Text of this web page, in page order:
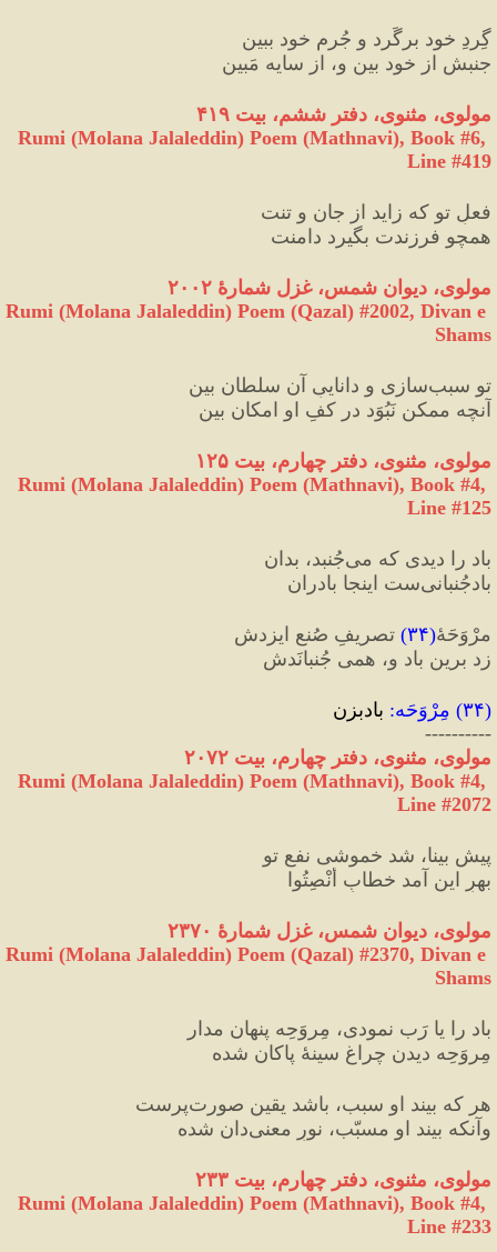
گِردِ خود برگَرد و جُرم خود ببین
جنبش از خود بین و، از سایه مَبین
مولوی، مثنوی، دفتر ششم، بیت ۴۱۹
Rumi (Molana Jalaleddin) Poem (Mathnavi), Book #6,
Line #419
فعلِ تو که زاید از جان و تنت
همچو فرزندت بگیرد دامنت
مولوی، دیوان شمس، غزل شمارهٔ ۲۰۰۲
Rumi (Molana Jalaleddin) Poem (Qazal) #2002, Divan e
Shams
تو سبب‌سازی و داناییِ آن سلطان بین
آنچه ممکن نَبُوَد در کفِ او امکان بین
مولوی، مثنوی، دفتر چهارم، بیت ۱۲۵
Rumi (Molana Jalaleddin) Poem (Mathnavi), Book #4,
Line #125
باد را دیدی که می‌جُنبد، بدان
بادجُنبانی‌ست اینجا بادران
مرْوَحَهٔ(۳۴) تصریفِ صُنعِ ایزدش
زد برین باد و، همی جُنبانَدش
(۳۴) مِرْوَحَه: بادبزن
----------
مولوی، مثنوی، دفتر چهارم، بیت ۲۰۷۲
Rumi (Molana Jalaleddin) Poem (Mathnavi), Book #4,
Line #2072
پیشِ بینا، شد خموشی نفعِ تو
بهرِ این آمد خطابِ أنْصِتُوا
مولوی، دیوان شمس، غزل شمارهٔ ۲۳۷۰
Rumi (Molana Jalaleddin) Poem (Qazal) #2370, Divan e
Shams
باد را یا رَب نمودی، مِروَحِه پنهان مدار
مِروَحِه دیدن چراغِ سینهٔ پاکان شده
هر که بیند او سبب، باشد یقین صورت‌پرست
وآنکه بیند او مسبّب، نورِ معنی‌دان شده
مولوی، مثنوی، دفتر چهارم، بیت ۲۳۳
Rumi (Molana Jalaleddin) Poem (Mathnavi), Book #4,
Line #233